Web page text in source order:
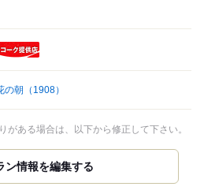
の朝 （1908）
ある場合は、以下から修正して下さい。